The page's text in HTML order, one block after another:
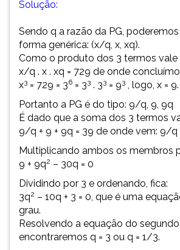
Solução:
Sendo q a razão da PG,
forma genérica: (x/q, x, xq).
Como o produto dos 3 termos vale
x/q . x . xq = 729 de onde
x3 = 729 = 36 = 33 . 33 = 93 , logo, x = 9.
Portanto a PG é do tipo: 9/q, 9, 9q
É dado que a soma dos 3 termos
9/q + 9 + 9q = 39 de onde vem: 9/q
Multiplicando ambos os membros
9 + 9q2 – 30q = 0
Dividindo por 3 e ordenando, fica:
3q2 – 10q + 3 = 0, que é uma
grau.
Resolvendo a equação do
encontraremos q = 3 ou q = 1/3.